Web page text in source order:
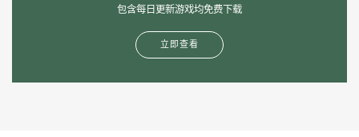
包含每日更新游戏均免费下载
立即查看